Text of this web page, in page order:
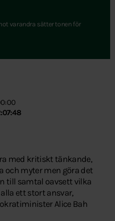
varandra sätter tonen för
med kritiskt tänkande,
och myter men göra det
till samtal oavsett vilka
ett stort ansvar,
Alice Bah